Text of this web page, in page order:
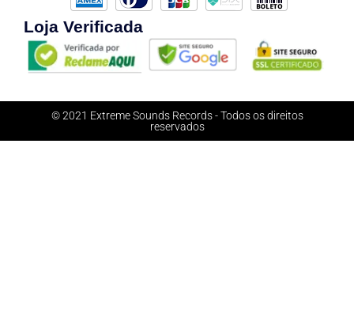
Loja Verificada
© 2021 Extreme Sounds Records - Todos os direitos
reservados